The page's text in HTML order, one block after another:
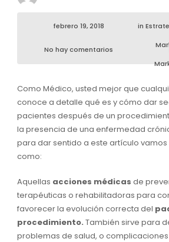
febrero 19, 2018 in
No hay comentarios
Como Médico, usted mejor que
conoce a detalle qué es y cómo dar
pacientes después de un
la presencia de una enfermedad
para dar sentido a este artículo
como:
Aquellas acciones médicas de
terapéuticas o rehabilitadoras para
favorecer la evolución correcta del
procedimiento. También sirve para
problemas de salud, o